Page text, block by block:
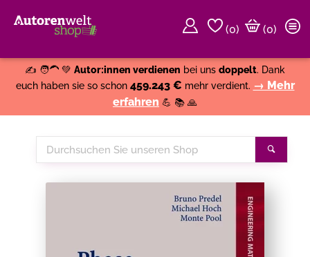
(0)
(0)
✍️ 🧑‍🦱 💚 Autor:innen verdienen bei uns doppelt. Dank
euch haben sie so schon 459.243 € mehr verdient. → Mehr
erfahren 💪 📚 🙏
Durchsuchen
Sie